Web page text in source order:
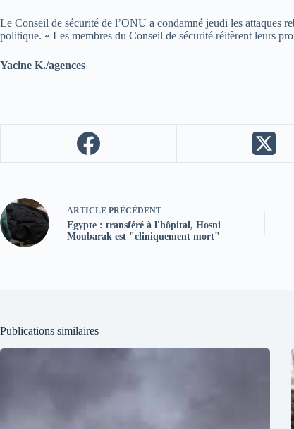
Le Conseil de sécurité de l’ONU a condamné jeudi les attaques
politique. « Les membres du Conseil de sécurité réitèrent leurs
Yacine K./agences
ARTICLE PRÉCÉDENT
Egypte : transféré à l'hôpital, Hosni
Moubarak est "cliniquement mort"
Publications similaires